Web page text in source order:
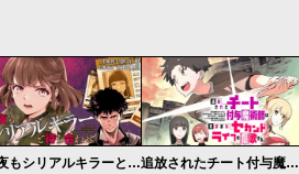
今夜もシリアルキラーと待ち合わせ 追放されたチート付与魔術師は気ままなセカンドライフを謳歌する。 ～俺は武器だけじゃなく、あらゆるものに『強化ポイント』を付与できるし、俺の意思でいつでも効果を解除できるけど、残った人たち大丈夫？～